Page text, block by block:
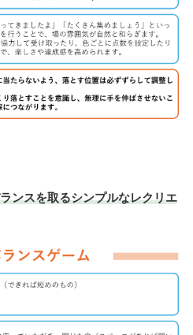
ンスを取るシンプルなレクリエ